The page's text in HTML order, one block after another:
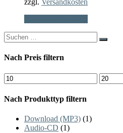
zzgl. Versandkosten
weist
Die
Optionen
Produktseite
Search
for:
Nach Preis filtern
Min.
Preis
Max.
Preis
Nach Produkttyp filtern
Download (MP3) (1)
Audio-CD (1)